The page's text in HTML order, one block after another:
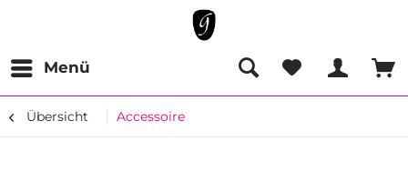
Menü
Übersicht Accessoire